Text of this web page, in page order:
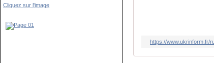
Cliquez sur l'image
https://www.ukrinform.fr/